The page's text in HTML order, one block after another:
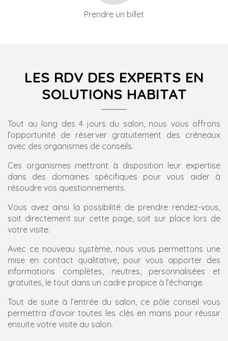
Prendre un billet
LES RDV DES EXPERTS EN
SOLUTIONS HABITAT
Tout au long des 4 jours du salon, nous vous offrons
l’opportunité de réserver gratuitement des créneaux
avec des organismes de conseils.
Ces organismes mettront à disposition leur expertise
dans des domaines spécifiques pour vous aider à
résoudre vos questionnements.
Vous avez ainsi la possibilité de prendre rendez-vous,
soit directement sur cette page, soit sur place lors de
votre visite.
Avec ce nouveau système, nous vous permettons une
mise en contact qualitative, pour vous apporter des
informations complètes, neutres, personnalisées et
gratuites, le tout dans un cadre propice à l’échange.
Tout de suite à l’entrée du salon, ce pôle conseil vous
permettra d’avoir toutes les clés en mains pour réussir
ensuite votre visite au salon.